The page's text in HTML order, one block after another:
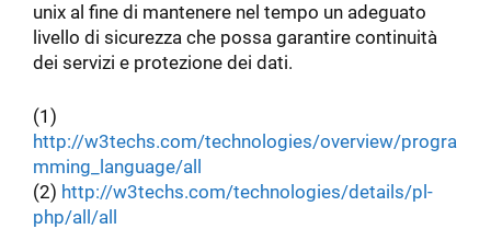
unix al fine di mantenere nel tempo un adeguato
livello di sicurezza che possa garantire continuità
dei servizi e protezione dei dati.
(1)
http://w3techs.com/technologies/overview/progra
mming_language/all
(2) http://w3techs.com/technologies/details/pl-
php/all/all